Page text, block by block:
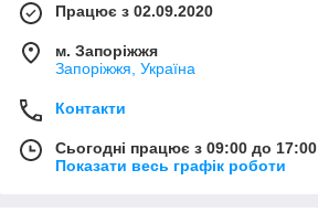
Працює з 02.09.2020
м. Запоріжжя
Запоріжжя, Україна
Контакти
Сьогодні працює з 09:00 до 17:00
Показати весь графік роботи